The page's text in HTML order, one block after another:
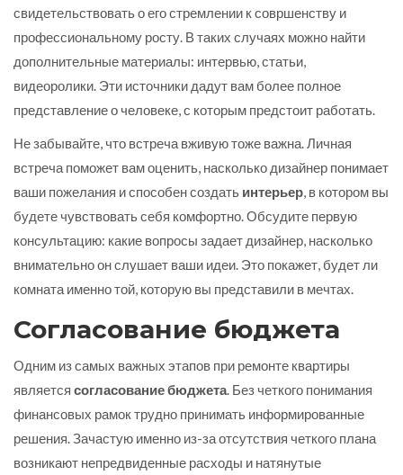
свидетельствовать о его стремлении к совршенству и
профессиональному росту. В таких случаях можно найти
дополнительные материалы: интервью, статьи,
видеоролики. Эти источники дадут вам более полное
представление о человеке, с которым предстоит работать.
Не забывайте, что встреча вживую тоже важна. Личная
встреча поможет вам оценить, насколько дизайнер понимает
ваши пожелания и способен создать интерьер, в котором вы
будете чувствовать себя комфортно. Обсудите первую
консультацию: какие вопросы задает дизайнер, насколько
внимательно он слушает ваши идеи. Это покажет, будет ли
комната именно той, которую вы представили в мечтах.
Согласование бюджета
Одним из самых важных этапов при ремонте квартиры
является согласование бюджета. Без четкого понимания
финансовых рамок трудно принимать информированные
решения. Зачастую именно из-за отсутствия четкого плана
возникают непредвиденные расходы и натянутые